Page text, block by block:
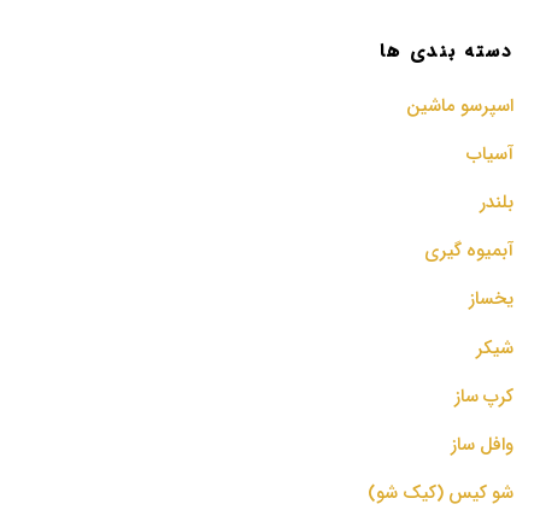
دسته بندی ها
اسپرسو‌ ماشین
آسیاب
بلندر
آبمیوه گیری
یخساز
شیکر
کرپ ساز
وافل ساز
شو کیس (کیک شو)